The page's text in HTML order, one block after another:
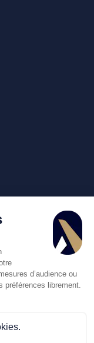
d’audience ou
préférences librement.